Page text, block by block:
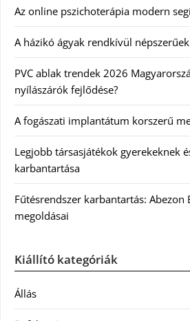
Az online pszichoterápia modern
A házikó ágyak rendkívül népszerűek
PVC ablak trendek 2026
nyílászárók fejlődése?
A fogászati implantátum korszerű
Legjobb társasjátékok gyerekeknek
karbantartása
Fűtésrendszer karbantartás: Abezon
megoldásai
Kiállító kategóriák
Állás